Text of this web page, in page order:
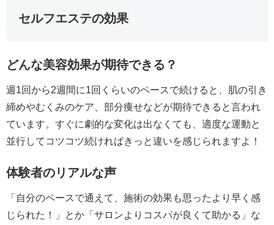
セルフエステの効果
どんな美容効果が期待できる？
週1回から2週間に1回くらいのペースで続けると、肌の引き
締めやむくみのケア、部分痩せなどが期待できると言われ
ています。すぐに劇的な変化は出なくても、適度な運動と
並行してコツコツ続ければきっと違いを感じられますよ！
体験者のリアルな声
「自分のペースで通えて、施術の効果も思ったより早く感
じられた！」とか「サロンよりコスパが良くて助かる」な